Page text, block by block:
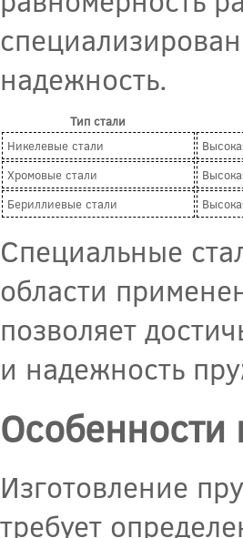
надежность.
Тип стали
Никелевые стали
Хромовые стали
Бериллиевые стали
Специальные
области
позволяет
и надежность
Особенности
Изготовление
требует